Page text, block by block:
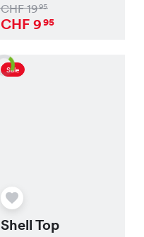
CHF1995
CHF995
Sale
Shell Top